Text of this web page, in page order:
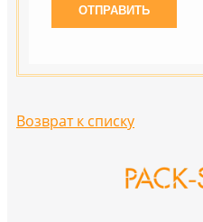
Возврат к списку